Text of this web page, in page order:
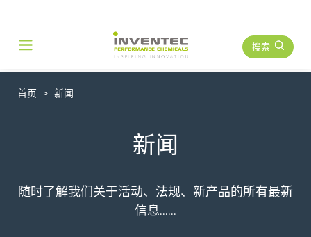
Main Navigation 搜索
首页 新闻
新闻
随时了解我们关于活动、法规、新产品的所有最新
信息......